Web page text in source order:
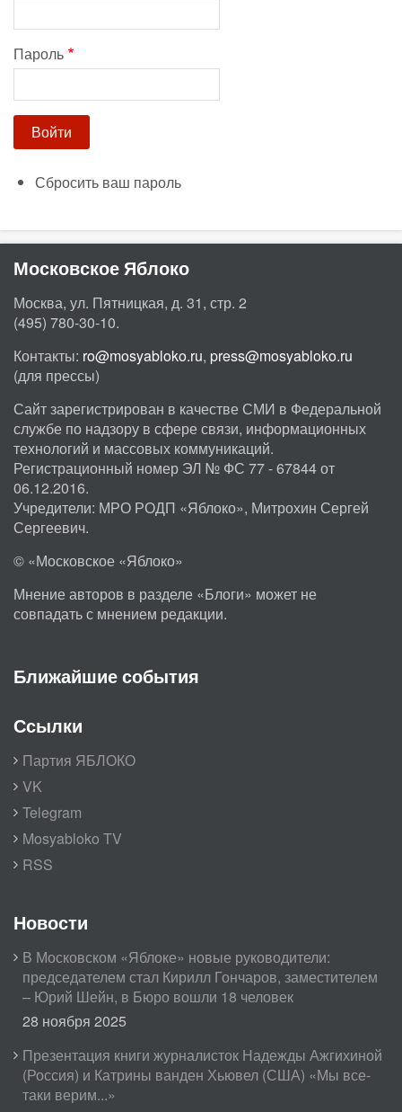
Пароль
Сбросить ваш пароль
Московское Яблоко
Москва, ул. Пятницкая, д. 31, стр. 2
(495) 780-30-10.
Контакты: ro@mosyabloko.ru, press@mosyabloko.ru
(для прессы)
Сайт зарегистрирован в качестве СМИ в Федеральной
службе по надзору в сфере связи, информационных
технологий и массовых коммуникаций.
Регистрационный номер ЭЛ № ФС 77 - 67844 от
06.12.2016.
Учредители: МРО РОДП «Яблоко», Митрохин Сергей
Сергеевич.
© «Московское «Яблоко»
Мнение авторов в разделе «Блоги» может не
совпадать с мнением редакции.
Ближайшие события
Ссылки
Партия ЯБЛОКО
VK
Telegram
Mosyabloko TV
RSS
Новости
В Московском «Яблоке» новые руководители:
председателем стал Кирилл Гончаров, заместителем
– Юрий Шейн, в Бюро вошли 18 человек
28 ноября 2025
Презентация книги журналисток Надежды Ажгихиной
(Россия) и Катрины ванден Хьювел (США) «Мы все-
таки верим...»